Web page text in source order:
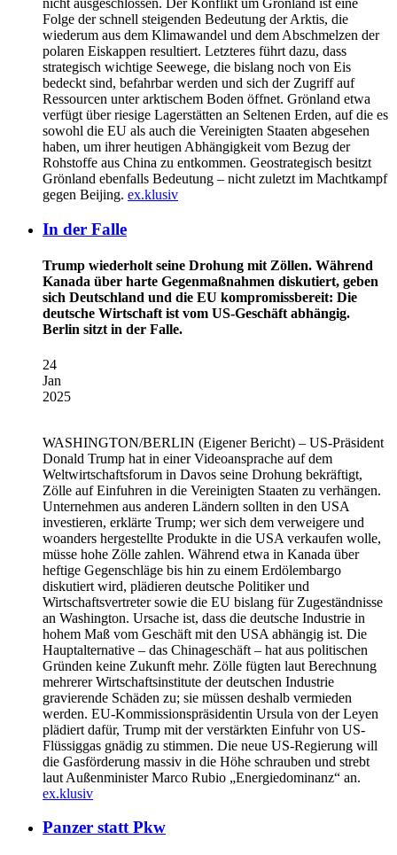
nicht ausgeschlossen. Der Konflikt um Grönland ist eine
Folge der schnell steigenden Bedeutung der Arktis, die
wiederum aus dem Klimawandel und dem Abschmelzen der
polaren Eiskappen resultiert. Letzteres führt dazu, dass
strategisch wichtige Seewege, die bislang noch von Eis
bedeckt sind, befahrbar werden und sich der Zugriff auf
Ressourcen unter arktischem Boden öffnet. Grönland etwa
verfügt über riesige Lagerstätten an Seltenen Erden, auf die es
sowohl die EU als auch die Vereinigten Staaten abgesehen
haben, um ihrer heutigen Abhängigkeit vom Bezug der
Rohstoffe aus China zu entkommen. Geostrategisch besitzt
Grönland ebenfalls Bedeutung – nicht zuletzt im Machtkampf
gegen Beijing. ex.klusiv
In der Falle
Trump wiederholt seine Drohung mit Zöllen. Während
Kanada über harte Gegenmaßnahmen diskutiert, geben
sich Deutschland und die EU kompromissbereit: Die
deutsche Wirtschaft ist vom US-Geschäft abhängig.
Berlin sitzt in der Falle.
24
Jan
2025
WASHINGTON/BERLIN (Eigener Bericht) – US-Präsident
Donald Trump hat in einer Videoansprache auf dem
Weltwirtschaftsforum in Davos seine Drohung bekräftigt,
Zölle auf Einfuhren in die Vereinigten Staaten zu verhängen.
Unternehmen aus anderen Ländern sollten in den USA
investieren, erklärte Trump; wer sich dem verweigere und
woanders hergestellte Produkte in die USA verkaufen wolle,
müsse hohe Zölle zahlen. Während etwa in Kanada über
heftige Gegenschläge bis hin zu einem Erdölembargo
diskutiert wird, plädieren deutsche Politiker und
Wirtschaftsvertreter sowie die EU bislang für Zugeständnisse
an Washington. Ursache ist, dass die deutsche Industrie in
hohem Maß vom Geschäft mit den USA abhängig ist. Die
Hauptalternative – das Chinageschäft – hat aus politischen
Gründen keine Zukunft mehr. Zölle fügten laut Berechnung
mehrerer Wirtschaftsinstitute der deutschen Industrie
gravierende Schäden zu; sie müssen deshalb vermieden
werden. EU-Kommissionspräsidentin Ursula von der Leyen
plädiert dafür, Trump mit der verstärkten Einfuhr von US-
Flüssiggas gnädig zu stimmen. Die neue US-Regierung will
die Gasförderung massiv in die Höhe schrauben und strebt
laut Außenminister Marco Rubio „Energiedominanz“ an.
ex.klusiv
Panzer statt Pkw